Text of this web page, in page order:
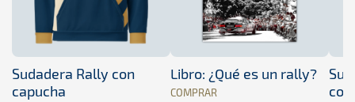
Sudadera Rally con
capucha
Libro: ¿Qué es un rally?
COMPRAR